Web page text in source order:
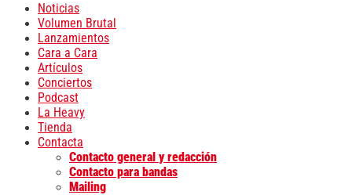
Noticias
Volumen Brutal
Lanzamientos
Cara a Cara
Artículos
Conciertos
Podcast
La Heavy
Tienda
Contacta
Contacto general y redacción
Contacto para bandas
Mailing